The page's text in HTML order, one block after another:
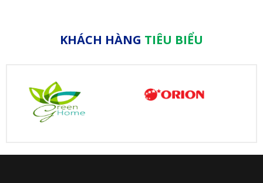
KHÁCH HÀNG TIÊU BIỂU